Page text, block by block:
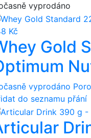
vyprodáno
Kč
Gold
vyprodáno
do seznamu přání